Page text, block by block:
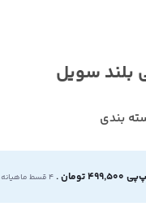
بلند سویل
بندی
تومان . ۴ قسط ماهیانه. بدون سود،چک و ضامن.